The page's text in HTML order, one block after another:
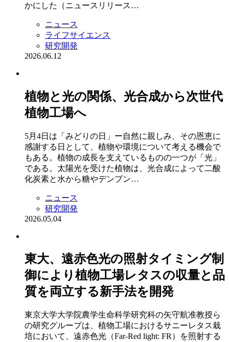
かにした（ニュースリリース…
ニュース
ライフサイエンス
研究開発
2026.06.12
植物と光の関係、光合成から次世代
植物工場へ
5月4日は「みどりの日」ー自然に親しみ、その恩恵に
感謝する日として、植物や環境について考える機会で
もある。植物の成長を支えているものの一つが「光」
である。太陽光を受けた植物は、光合成によって二酸
化炭素と水から糖やデンプン…
ニュース
研究開発
2026.05.04
東大、遠赤色光の照射タイミング制
御により植物工場レタスの収量と品
質を両立する新手法を開発
東京大学大学院農学生命科学研究科の矢守航准教授ら
の研究グループは、植物工場におけるサニーレタス栽
培において、遠赤色光（Far-Red light: FR）を照射する